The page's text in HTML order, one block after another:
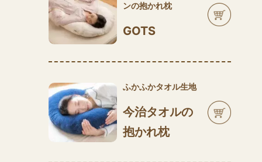
ンの抱かれ枕
GOTS
ふかふかタオル生地
今治タオルの
抱かれ枕